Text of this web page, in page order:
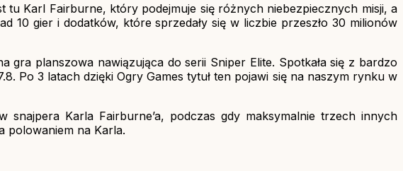
tu Karl Fairburne, który podejmuje się różnych niebezpiecznych misji, a
10 gier i dodatków, które sprzedały się w liczbie przeszło 30 milionów
gra planszowa nawiązująca do serii Sniper Elite. Spotkała się z bardzo
Po 3 latach dzięki Ogry Games tytuł ten pojawi się na naszym rynku w
Karla Fairburne’a, podczas gdy maksymalnie trzech innych
polowaniem na Karla.